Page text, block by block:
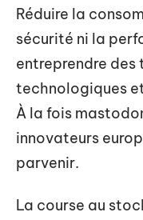
Réduire la
sécurité ni la
entreprendre
technologiques
À la fois
innovateurs
parvenir.
La course au